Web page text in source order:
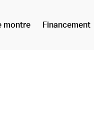
montre Financement